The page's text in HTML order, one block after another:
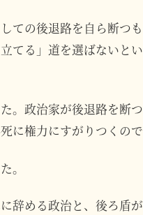
ての後退路を自ら断つ
てる」道を選ばないと
。政治家が後退路を断
に権力にすがりつくので
。
辞める政治と、後ろ盾